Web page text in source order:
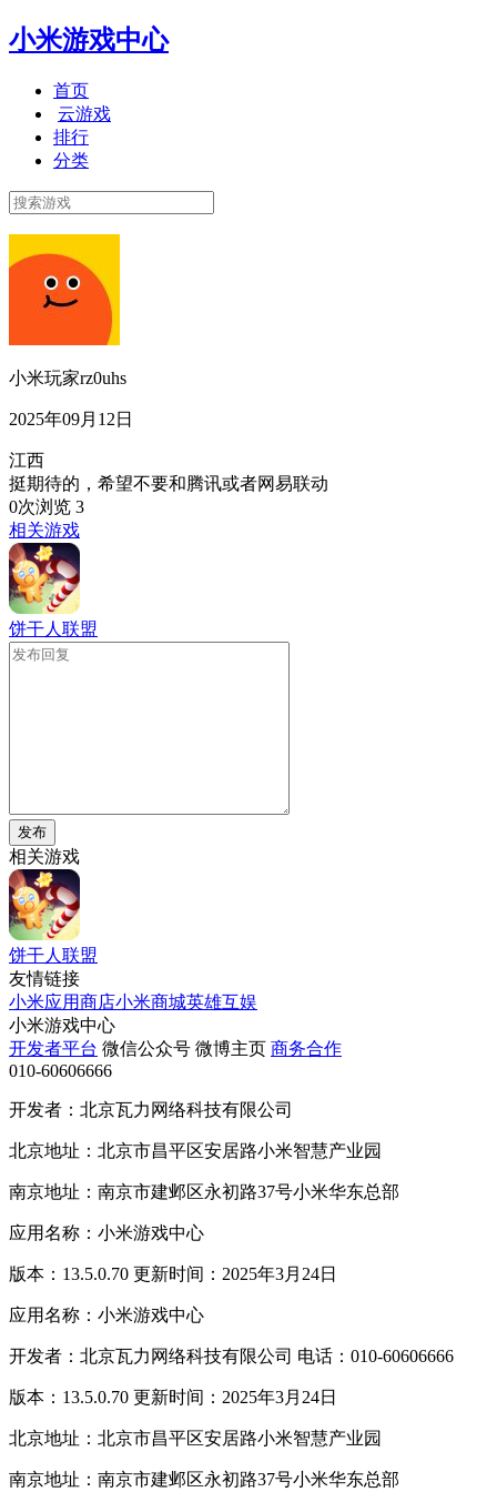
小米游戏中心
首页
云游戏
排行
分类
小米玩家rz0uhs
2025年09月12日
江西
挺期待的，希望不要和腾讯或者网易联动
0次浏览 3
相关游戏
饼干人联盟
发布
相关游戏
饼干人联盟
友情链接
小米应用商店小米商城英雄互娱
小米游戏中心
开发者平台 微信公众号 微博主页 商务合作
010-60606666
开发者：北京瓦力网络科技有限公司
北京地址：北京市昌平区安居路小米智慧产业园
南京地址：南京市建邺区永初路37号小米华东总部
应用名称：小米游戏中心
版本：13.5.0.70 更新时间：2025年3月24日
应用名称：小米游戏中心
开发者：北京瓦力网络科技有限公司 电话：010-60606666
版本：13.5.0.70 更新时间：2025年3月24日
北京地址：北京市昌平区安居路小米智慧产业园
南京地址：南京市建邺区永初路37号小米华东总部